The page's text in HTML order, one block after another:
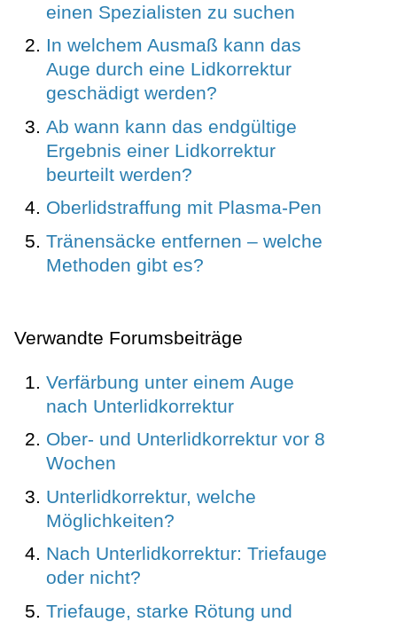
einen Spezialisten zu suchen
In welchem Ausmaß kann das
Auge durch eine Lidkorrektur
geschädigt werden?
Ab wann kann das endgültige
Ergebnis einer Lidkorrektur
beurteilt werden?
Oberlidstraffung mit Plasma-Pen
Tränensäcke entfernen – welche
Methoden gibt es?
Verwandte Forumsbeiträge
Verfärbung unter einem Auge
nach Unterlidkorrektur
Ober- und Unterlidkorrektur vor 8
Wochen
Unterlidkorrektur, welche
Möglichkeiten?
Nach Unterlidkorrektur: Triefauge
oder nicht?
Triefauge, starke Rötung und